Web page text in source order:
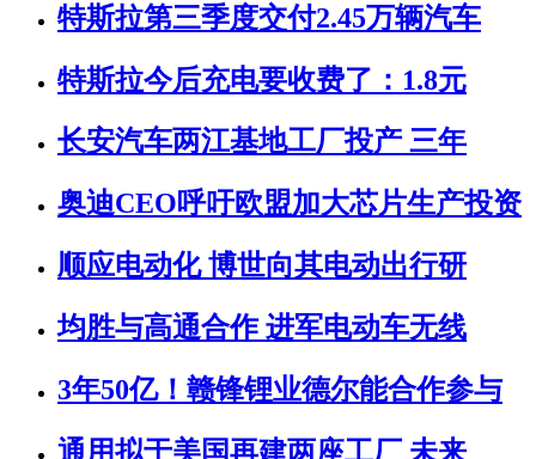
特斯拉第三季度交付2.45万辆汽车
特斯拉今后充电要收费了：1.8元
长安汽车两江基地工厂投产 三年
奥迪CEO呼吁欧盟加大芯片生产投资
顺应电动化 博世向其电动出行研
均胜与高通合作 进军电动车无线
3年50亿！赣锋锂业德尔能合作参与
通用拟于美国再建两座工厂 未来